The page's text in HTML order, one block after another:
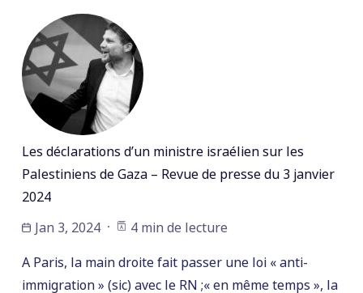
Les déclarations d’un ministre israélien sur les
Palestiniens de Gaza – Revue de presse du 3 janvier
2024
Jan 3, 2024
4 min de lecture
A Paris, la main droite fait passer une loi « anti-
immigration » (sic) avec le RN ;« en même temps », la